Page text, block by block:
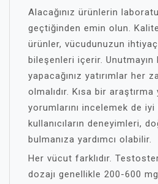
Alacağınız ürünlerin
geçtiğinden emin olun.
ürünler, vücudunuzun
bileşenleri içerir. Unutmayın
yapacağınız yatırımlar her
olmalıdır. Kısa bir araştırma
yorumlarını incelemek de
kullanıcıların deneyimleri,
bulmanıza yardımcı olabilir.
Her vücut farklıdır.
dozajı genellikle 200-600